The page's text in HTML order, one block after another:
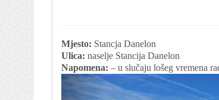
Mjesto: Stancja Danelon
Ulica: naselje Stancija Danelon
Napomena: – u slučaju lošeg vremena